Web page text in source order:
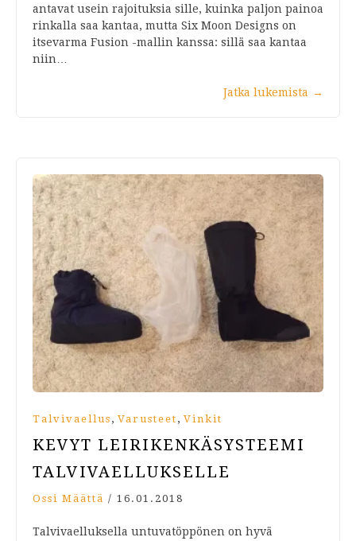
antavat usein rajoituksia sille, kuinka paljon painoa
rinkalla saa kantaa, mutta Six Moon Designs on
itsevarma Fusion -mallin kanssa: sillä saa kantaa
niin…
Jatka lukemista →
Talvivaellus , Varusteet , Vinkit
KEVYT LEIRIKENKÄ­SYSTEEMI
TALVI­VAELLUKSELLE
Ossi Määttä / 16.01.2018
Talvivaelluksella untuvatöppönen on hyvä